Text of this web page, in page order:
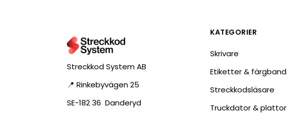
Streckkod System AB
📍 Rinkebyvägen 25
SE-182 36 Danderyd
KATEGORIER
Skrivare
Etiketter & färgband
Streckkodsläsare
Truckdator & plattor